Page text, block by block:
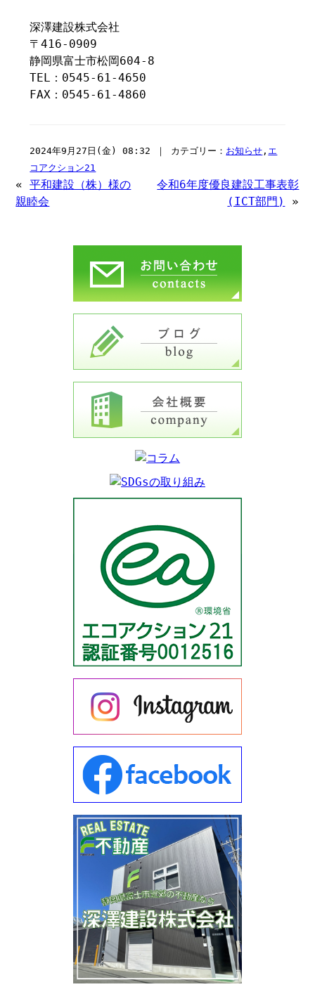
深澤建設株式会社
〒416-0909
静岡県富士市松岡604-8
TEL：0545-61-4650
FAX：0545-61-4860
2024年9月27日(金) 08:32 ｜ カテゴリー： お知らせ , エ
コアクション21
«平和建設（株）様の
親睦会
令和6年度優良建設工事表彰
(ICT部門)
»